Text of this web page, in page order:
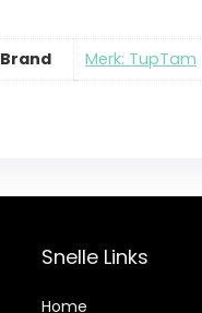
Brand Merk: TupTam
Snelle Links
Home